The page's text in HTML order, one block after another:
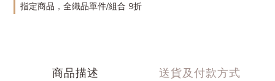
指定商品，全織品單件/組合 9折
商品描述 送貨及付款方式